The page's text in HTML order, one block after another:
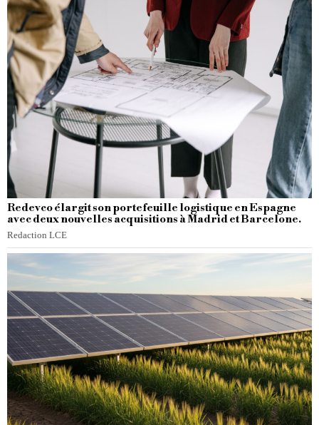
Redevco élargit son portefeuille logistique en Espagne
avec deux nouvelles acquisitions à Madrid et Barcelone.
Redaction LCE